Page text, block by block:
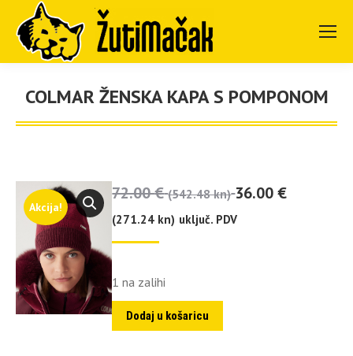
COLMAR ŽENSKA KAPA S POMPONOM
You are here:
Akcija!
72.00€ (542.48 kn) 36.00€
(271.24 kn) uključ. PDV
1 na zalihi
Dodaj u košaricu